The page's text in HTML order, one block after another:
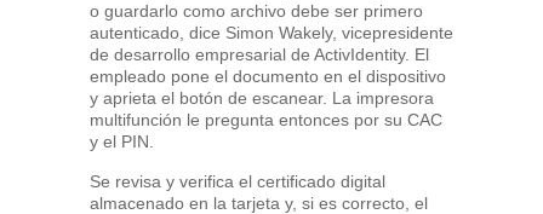
o guardarlo como archivo debe ser primero
autenticado, dice Simon Wakely, vicepresidente
de desarrollo empresarial de ActivIdentity. El
empleado pone el documento en el dispositivo
y aprieta el botón de escanear. La impresora
multifunción le pregunta entonces por su CAC
y el PIN.
Se revisa y verifica el certificado digital
almacenado en la tarjeta y, si es correcto, el